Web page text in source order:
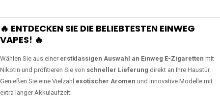
🔥 ENTDECKEN SIE DIE BELIEBTESTEN EINWEG
VAPES! 🔥
Wählen Sie aus einer erstklassigen Auswahl an Einweg E-Zigaretten mit
Nikotin und profitieren Sie von schneller Lieferung direkt an Ihre Haustür.
Genießen Sie eine Vielzahl exotischer Aromen und innovative Modelle mit
extra langer Akkulaufzeit.